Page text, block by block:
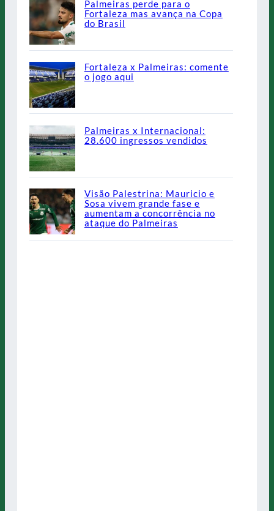
Palmeiras perde para o
Fortaleza mas avança na Copa
do Brasil
Fortaleza x Palmeiras: comente
o jogo aqui
Palmeiras x Internacional:
28.600 ingressos vendidos
Visão Palestrina: Mauricio e
Sosa vivem grande fase e
aumentam a concorrência no
ataque do Palmeiras